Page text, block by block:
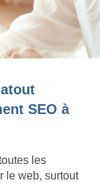
SEO à
les
le web, surtout